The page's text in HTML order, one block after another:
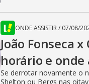
ONDE ASSISTIR/ 07/08/
João Fonseca
horário e onde
Se derrotar novamente o
Shelton ou Bergs nas